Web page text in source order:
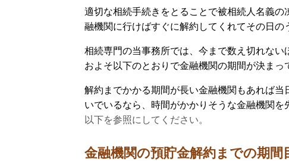
適切な相続手続きをとることで被相続人名義
融機関に行けばすぐに解約してくれてその日の
相続専門の当事務所では、今まで数え切れな
およそ以下のとおりで金融機関の期間が決まっ
解約までかかる期間が長い金融機関もあれば
いでいるなら、時間がかかりそうな金融機関を
以下を参照にしてください。
金融機関の預貯金解約までの期間